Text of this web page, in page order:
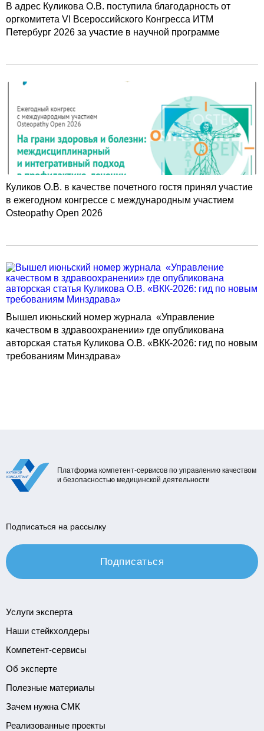
В адрес Куликова О.В. поступила благодарность от
оргкомитета VI Всероссийского Конгресса ИТМ
Петербург 2026 за участие в научной программе
Куликов О.В. в качестве почетного гостя принял участие
в ежегодном конгрессе с международным участием
Osteopathy Open 2026
Вышел июньский номер журнала «Управление
качеством в здравоохранении» где опубликована
авторская статья Куликова О.В. «ВКК-2026: гид по новым
требованиям Минздрава»
Платформа компетент-сервисов по управлению качеством
и безопасностью медицинской деятельности
Подписаться на рассылку
Подписаться
Услуги эксперта
Наши стейкхолдеры
Компетент-сервисы
Об эксперте
Полезные материалы
Зачем нужна СМК
Реализованные проекты